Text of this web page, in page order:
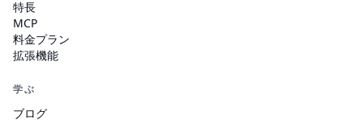
特長
MCP
料金プラン
拡張機能
学ぶ
ブログ